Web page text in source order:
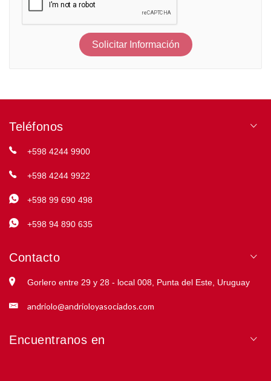
Solicitar Información
Teléfonos
+598 4244 9900
+598 4244 9922
+598 99 690 498
+598 94 890 635
Contacto
Gorlero entre 29 y 28 - local 008, Punta del Este, Uruguay
andriolo@andrioloyasociados.com
Encuentranos en